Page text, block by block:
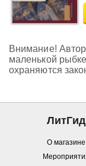
Внимание!
маленькой
охраняются
ЛитГид
О магазине